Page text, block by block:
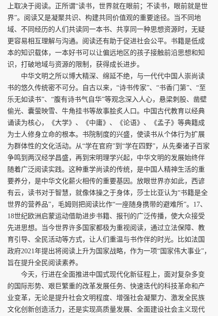
上取决于阅读。正所谓“读书，世界就在眼前；不读书，眼前就是世
界”。阅读又是凝聚共识、构建共同价值观的重要途径。当不同地
域、不同经历的人们共读同一本书、共享同一种思想资源时，无疑
更容易相互理解与沟通。阅读还有助于促进社会公平。书籍是低成
本的知识载体，一本好书可以让偏远地区的孩子接触前沿思想和知
识，打破地域与资源的限制，获得成长进步。
中华文明之所以博大精深、绵延不绝，与一代代中国人崇尚读
书的悠久传统密不可分。自古以来，“诗书传家”、“书香门第”、“至
乐无如读书”、“腹有诗书气自华”等观念深入人心，悬梁刺股、凿壁
偷光、囊萤映雪、牛角挂书等故事脍炙人口。中国古代教育以经典
诵读为核心，《大学》、《中庸》、《论语》、《孟子》等典籍成
为士人修身立命的根本。书院制度的兴盛，使读书从个体行为扩展
为群体性的文化活动。从“学在官府”到“学在四野”，从先秦诸子百家
争鸣到两汉经学昌盛，再到宋明理学兴起，中华文明的发展始终伴
随着广泛阅读实践。这种重学尚读的传统，是中国人精神生活的重
要养分，是中华文化薪火相传的重要基因。放眼世界亦如此，西谚
有云，读书对于智慧，就像体操之于身体，莎士比亚认为“书籍是全
世界的营养品”，毛姆则把阅读比作“一座随身携带的避难所”。17、
18世纪欧洲启蒙运动借助进步书籍、报刊的广泛传播，使大众接受
先进思想。当今世界许多国家都极为重视阅读，通过立法保障、教
育引导、全民活动等方式，让人们重温与书作伴的时光。比如法国
政府2021年提出将阅读上升为国家战略，作为一项“国家伟大事业”，
旨在提升全民阅读素养。
今天，行进在全面推进中国式现代化新征程上，面对复杂多变
的国际形势、艰巨繁重的改革发展任务、快速迭代的科技革命和产
业变革，无论是提升社会文明程度、增强社会凝聚力、激发全民族
文化创新创造活力，还是实现高质量发展、全面建设社会主义现代